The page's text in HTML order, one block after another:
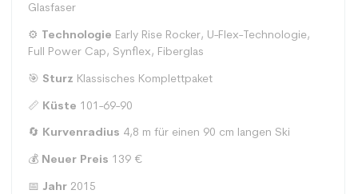
Glasfaser
⚙️ Technologie Early Rise Rocker, U-Flex-Technologie,
Full Power Cap, Synflex, Fiberglas
🎯 Sturz Klassisches Komplettpaket
📏 Küste 101-69-90
🔄 Kurvenradius 4,8 m für einen 90 cm langen Ski
💰 Neuer Preis 139 €
📅 Jahr 2015